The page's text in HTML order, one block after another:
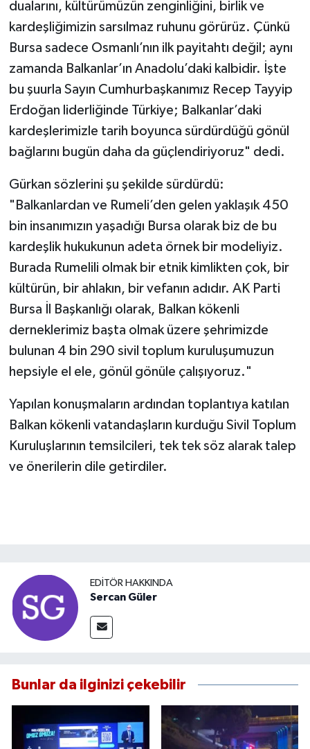
dualarını, kültürümüzün zenginliğini, birlik ve
kardeşliğimizin sarsılmaz ruhunu görürüz. Çünkü
Bursa sadece Osmanlı’nın ilk payitahtı değil; aynı
zamanda Balkanlar’ın Anadolu’daki kalbidir. İşte
bu şuurla Sayın Cumhurbaşkanımız Recep Tayyip
Erdoğan liderliğinde Türkiye; Balkanlar’daki
kardeşlerimizle tarih boyunca sürdürdüğü gönül
bağlarını bugün daha da güçlendiriyoruz" dedi.
Gürkan sözlerini şu şekilde sürdürdü:
"Balkanlardan ve Rumeli’den gelen yaklaşık 450
bin insanımızın yaşadığı Bursa olarak biz de bu
kardeşlik hukukunun adeta örnek bir modeliyiz.
Burada Rumelili olmak bir etnik kimlikten çok, bir
kültürün, bir ahlakın, bir vefanın adıdır. AK Parti
Bursa İl Başkanlığı olarak, Balkan kökenli
derneklerimiz başta olmak üzere şehrimizde
bulunan 4 bin 290 sivil toplum kuruluşumuzun
hepsiyle el ele, gönül gönüle çalışıyoruz."
Yapılan konuşmaların ardından toplantıya katılan
Balkan kökenli vatandaşların kurduğu Sivil Toplum
Kuruluşlarının temsilcileri, tek tek söz alarak talep
ve önerilerin dile getirdiler.
EDITÖR HAKKINDA
Sercan Güler
Bunlar da ilginizi çekebilir